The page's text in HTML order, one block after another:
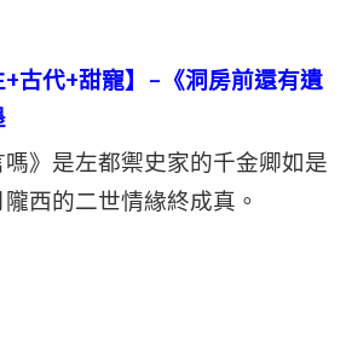
古代+甜寵】–《洞房前還有遺
嗎》是左都禦史家的千金卿如是
西的二世情緣終成真。